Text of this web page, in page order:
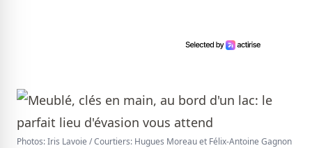
Photos: Iris Lavoie / Courtiers: Hugues Moreau et Félix-Antoine Gagnon